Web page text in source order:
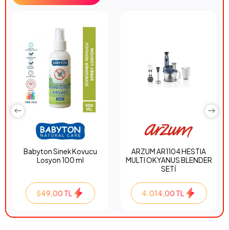
Babyton Sinek Kovucu
Losyon 100 ml
549,00 TL
ARZUM AR1104 HESTIA
MULTI OKYANUS BLENDER
SETİ
4.014,00 TL